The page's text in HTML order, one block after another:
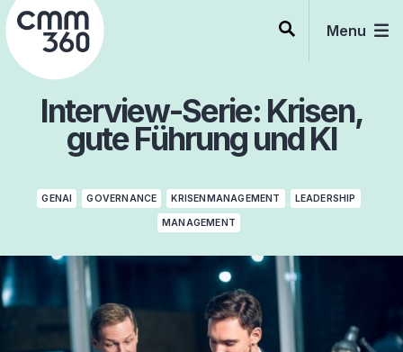
Skip
to
content
Menu
Interview-Serie: Krisen,
gute Führung und KI
GENAI GOVERNANCE KRISENMANAGEMENT LEADERSHIP
MANAGEMENT